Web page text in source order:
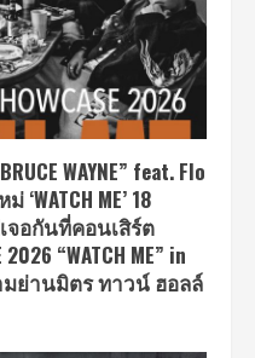
WAYNE” feat. Flo
ME’ 18
อกันที่คอนเสิร์ต
2026 “WATCH ME” in
มย่านมิตร ทาวน์ ฮอลล์